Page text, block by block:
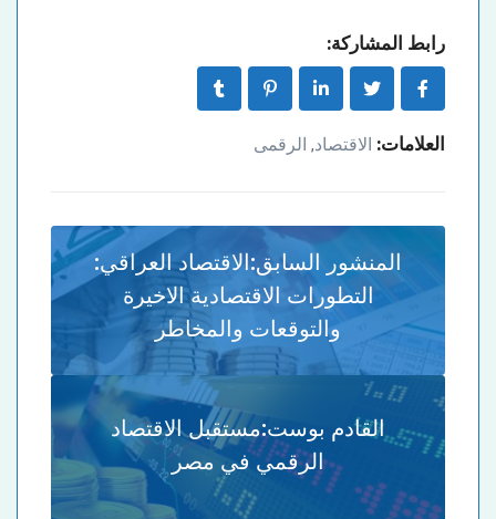
رابط المشاركة:
العلامات: الاقتصاد, الرقمى
المنشور السابق:الاقتصاد العراقي:
التطورات الاقتصادية الاخيرة
والتوقعات والمخاطر
القادم بوست:مستقبل الاقتصاد
الرقمي في مصر